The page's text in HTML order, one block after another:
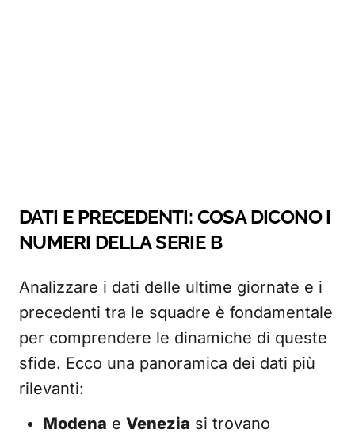
DATI E PRECEDENTI: COSA DICONO I
NUMERI DELLA SERIE B
Analizzare i dati delle ultime giornate e i
precedenti tra le squadre è fondamentale
per comprendere le dinamiche di queste
sfide. Ecco una panoramica dei dati più
rilevanti:
Modena e Venezia si trovano